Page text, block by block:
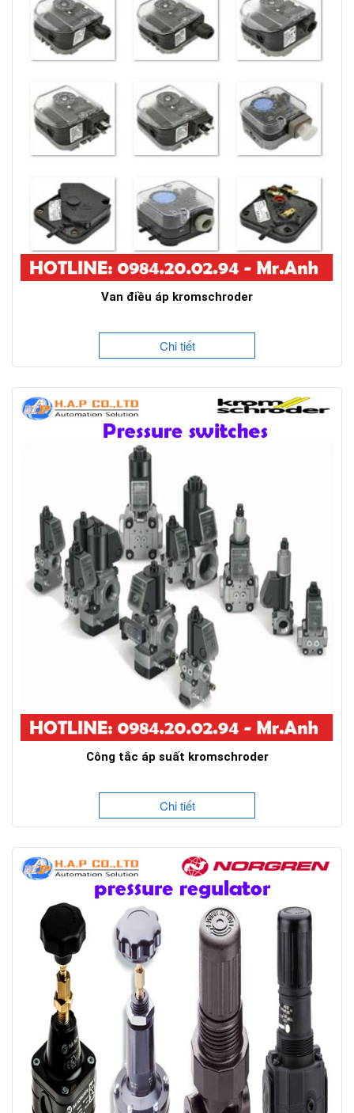
Van điều áp kromschroder
Chi tiết
Công tắc áp suất kromschroder
Chi tiết